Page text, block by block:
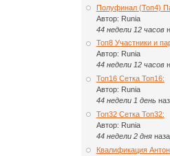
Полуфинал (Топ4)
Автор: Runia
44 недели 12 часов
Топ8 Участники и
Автор: Runia
44 недели 12 часов
Топ16 Сетка Топ16:
Автор: Runia
44 недели 1 день
Топ32 Сетка Топ32:
Автор: Runia
44 недели 2 дня
Квалификация